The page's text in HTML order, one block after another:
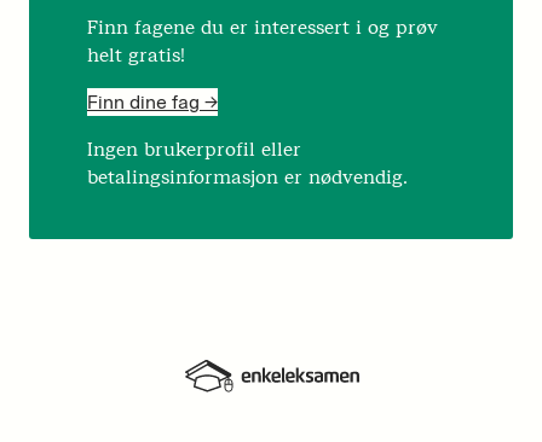
Finn fagene du er interessert i og prøv
helt gratis!
Finn dine fag ->
Ingen brukerprofil eller
betalingsinformasjon er nødvendig.